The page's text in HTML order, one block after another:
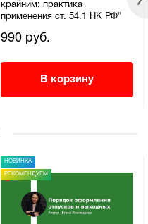
крайним: практика
применения ст. 54.1 НК РФ"
990 руб.
В корзину
НОВИНКА
РЕКОМЕНДУЕМ